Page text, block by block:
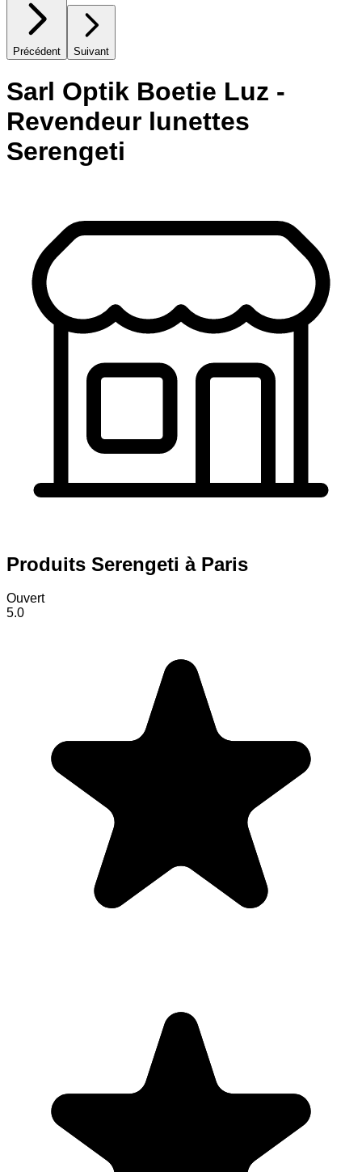
Précédent Suivant
Sarl Optik Boetie Luz -
Revendeur lunettes
Serengeti
Produits Serengeti à Paris
Ouvert
5.0